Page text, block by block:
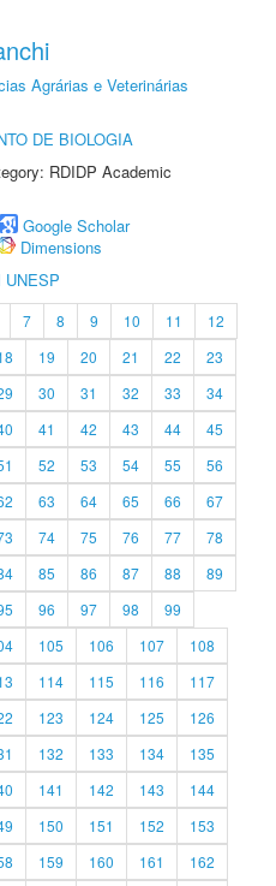
Agrárias e Veterinárias
DE BIOLOGIA
RDIDP Academic
Google Scholar
Dimensions
UNESP
7 8 9 10 11
12
19 20 21 22
23
30 31 32 33
34
41 42 43 44
45
52 53 54 55
56
63 64 65 66
67
74 75 76 77
78
85 86 87 88
89
96 97 98
99
105 106 107
108
114 115 116
117
123 124 125
126
132 133 134
135
141 142 143
144
150 151 152
153
159 160 161
162